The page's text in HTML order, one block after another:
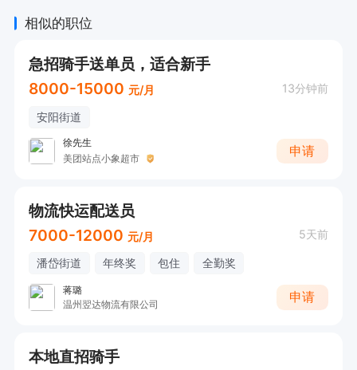
相似的职位
急招骑手送单员，适合新手
8000-15000 元/月 13分钟前
安阳街道
徐先生
美团站点小象超市
申请
物流快运配送员
7000-12000 元/月 5天前
潘岱街道 年终奖 包住 全勤奖
蒋璐
温州翌达物流有限公司
申请
本地直招骑手